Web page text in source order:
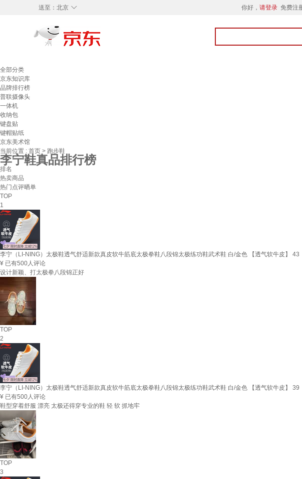
◇
送至： 北京 你好， 请登录 免费注
全部分类
京东知识库
品牌排行榜
普联摄像头
一体机
收纳包
键盘贴
键帽贴纸
京东美术馆
当前位置 : 首页 > 跑步鞋
李宁鞋真品排行榜
排名
热卖商品
热门点评晒单
TOP
1
李宁（LI-NING）太极鞋透气舒适新款真皮软牛筋底太极拳鞋八段锦太极练功鞋武术鞋 白/金色 【透气软牛皮】 43
¥ 已有500人评论
设计新颖、打太极拳八段锦正好
TOP
2
李宁（LI-NING）太极鞋透气舒适新款真皮软牛筋底太极拳鞋八段锦太极练功鞋武术鞋 白/金色 【透气软牛皮】 39
¥ 已有500人评论
鞋型穿着舒服 漂亮 太极还得穿专业的鞋 轻 软 抓地牢
TOP
3